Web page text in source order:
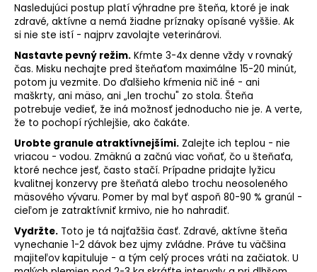
Nasledujúci postup platí výhradne pre šteňa, ktoré je inak
zdravé, aktívne a nemá žiadne príznaky opísané vyššie. Ak
si nie ste istí - najprv zavolajte veterinárovi.
Nastavte pevný režim. Kŕmte 3-4x denne vždy v rovnaký
čas. Misku nechajte pred šteňaťom maximálne 15-20 minút,
potom ju vezmite. Do ďalšieho kŕmenia nič iné - ani
maškrty, ani mäso, ani „len trochu" zo stola. Šteňa
potrebuje vedieť, že iná možnosť jednoducho nie je. A verte,
že to pochopí rýchlejšie, ako čakáte.
Urobte granule atraktívnejšími. Zalejte ich teplou - nie
vriacou - vodou. Zmäknú a začnú viac voňať, čo u šteňaťa,
ktoré nechce jesť, často stačí. Prípadne pridajte lyžicu
kvalitnej konzervy pre šteňatá alebo trochu neosoleného
mäsového vývaru. Pomer by mal byť aspoň 80-90 % granúl -
cieľom je zatraktívniť krmivo, nie ho nahradiť.
Vydržte. Toto je tá najťažšia časť. Zdravé, aktívne šteňa
vynechanie 1-2 dávok bez ujmy zvládne. Práve tu väčšina
majiteľov kapituluje - a tým celý proces vráti na začiatok. U